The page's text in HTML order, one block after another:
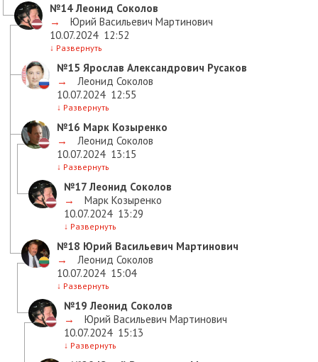
№14Леонид Соколов
→
Юрий Васильевич Мартинович
10.07.2024 12:52
↓ Развернуть
№15 Ярослав Александрович Русаков
→
Леонид Соколов
10.07.2024 12:55
↓ Развернуть
№16 Марк Козыренко
→
Леонид Соколов
10.07.2024 13:15
↓ Развернуть
№17Леонид Соколов
→
Марк Козыренко
10.07.2024 13:29
↓ Развернуть
№18 Юрий Васильевич Мартинович
→
Леонид Соколов
10.07.2024 15:04
↓ Развернуть
№19 Леонид Соколов
→
Юрий Васильевич Мартинович
10.07.2024 15:13
↓ Развернуть